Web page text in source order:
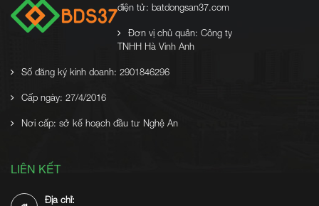
điện tử: batdongsan37.com
Đơn vị chủ quản: Công ty
TNHH Hà Vinh Anh
Số đăng ký kinh doanh: 2901846296
Cấp ngày: 27/4/2016
Nơi cấp: sở kế hoạch đầu tư Nghệ An
LIÊN KẾT
Địa chỉ: